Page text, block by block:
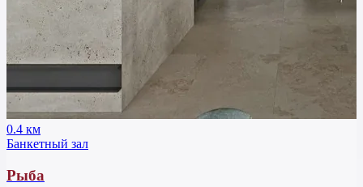
0.4 км
Банкетный зал
Рыба